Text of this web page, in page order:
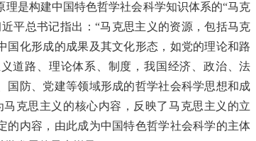
是构建中国特色哲学社会科学知识体系的“马克
平总书记指出：“马克思主义的资源，包括马克
国化形成的成果及其文化形态，如党的理论和路
道路、理论体系、制度，我国经济、政治、法
国防、党建等领域形成的哲学社会科学思想和成
克思主义的核心内容，反映了马克思主义的立
的内容，由此成为中国特色哲学社会科学的主体